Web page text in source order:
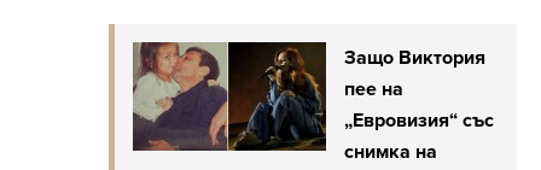
Защо Виктория
пее на
„Евровизия“ със
снимка на